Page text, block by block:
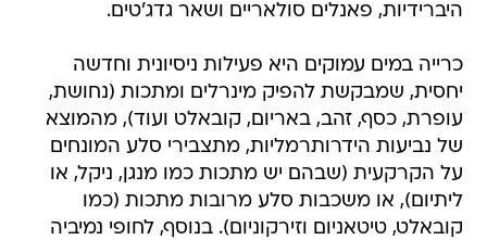
היברידיות, פאנלים סולאריים ושאר גדג'טים.
כרייה במים עמוקים היא פעילות ניסיונית וחדשה
יחסית, שמבקשת להפיק מינרלים ומתכות (נחושת,
עופרת, כסף, זהב, באריום, קובאלט ועוד), מהמוצא
של נביעות הידרותרמליות, מתצבירי סלע המונחים
על הקרקעית (שבהם יש מתכות כמו מנגן, ניקל, או
ליתיום), או משכבות סלע מרובות מתכות (כמו
קובאלט, טיטאניום וזירקוניום). בנוסף, לחופי נמיביה